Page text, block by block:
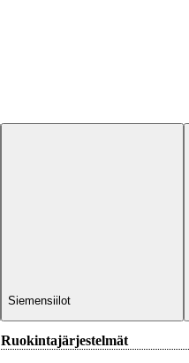
Siemensiilot
Ruokintajärjestelmät